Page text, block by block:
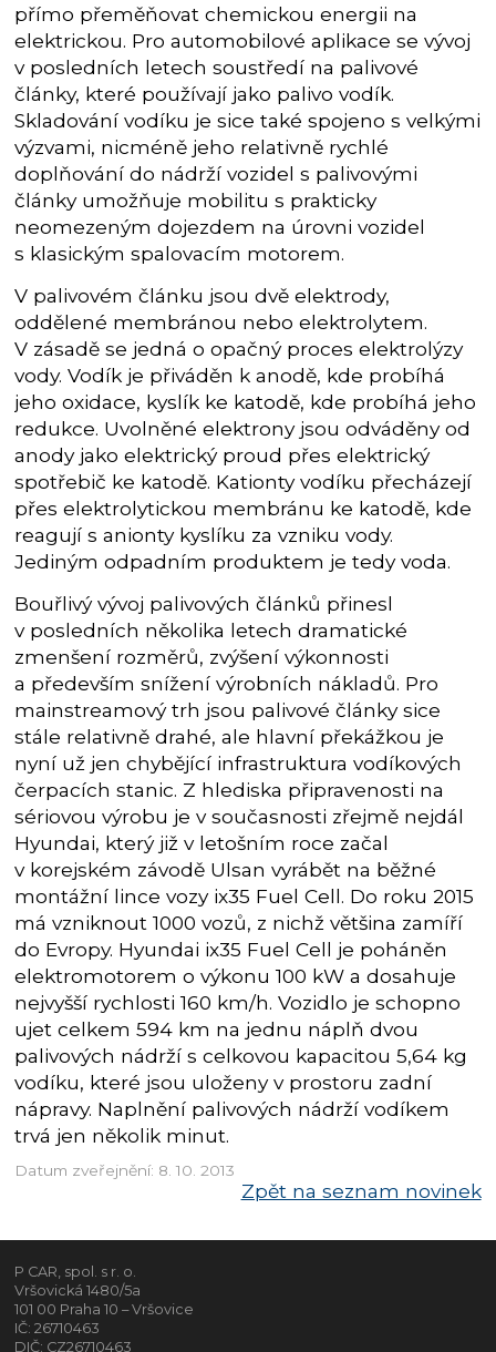
přímo přeměňovat chemickou energii na
elektrickou. Pro automobilové aplikace se vývoj
v posledních letech soustředí na palivové
články, které používají jako palivo vodík.
Skladování vodíku je sice také spojeno s velkými
výzvami, nicméně jeho relativně rychlé
doplňování do nádrží vozidel s palivovými
články umožňuje mobilitu s prakticky
neomezeným dojezdem na úrovni vozidel
s klasickým spalovacím motorem.
V palivovém článku jsou dvě elektrody,
oddělené membránou nebo elektrolytem.
V zásadě se jedná o opačný proces elektrolýzy
vody. Vodík je přiváděn k anodě, kde probíhá
jeho oxidace, kyslík ke katodě, kde probíhá jeho
redukce. Uvolněné elektrony jsou odváděny od
anody jako elektrický proud přes elektrický
spotřebič ke katodě. Kationty vodíku přecházejí
přes elektrolytickou membránu ke katodě, kde
reagují s anionty kyslíku za vzniku vody.
Jediným odpadním produktem je tedy voda.
Bouřlivý vývoj palivových článků přinesl
v posledních několika letech dramatické
zmenšení rozměrů, zvýšení výkonnosti
a především snížení výrobních nákladů. Pro
mainstreamový trh jsou palivové články sice
stále relativně drahé, ale hlavní překážkou je
nyní už jen chybějící infrastruktura vodíkových
čerpacích stanic. Z hlediska připravenosti na
sériovou výrobu je v současnosti zřejmě nejdál
Hyundai, který již v letošním roce začal
v korejském závodě Ulsan vyrábět na běžné
montážní lince vozy ix35 Fuel Cell. Do roku 2015
má vzniknout 1000 vozů, z nichž většina zamíří
do Evropy. Hyundai ix35 Fuel Cell je poháněn
elektromotorem o výkonu 100 kW a dosahuje
nejvyšší rychlosti 160 km/h. Vozidlo je schopno
ujet celkem 594 km na jednu náplň dvou
palivových nádrží s celkovou kapacitou 5,64 kg
vodíku, které jsou uloženy v prostoru zadní
nápravy. Naplnění palivových nádrží vodíkem
trvá jen několik minut.
Datum zveřejnění: 8. 10. 2013
Zpět na seznam novinek
P CAR, spol. s r. o.
Vršovická 1480/5a
101 00 Praha 10 – Vršovice
IČ: 26710463
DIČ: CZ26710463